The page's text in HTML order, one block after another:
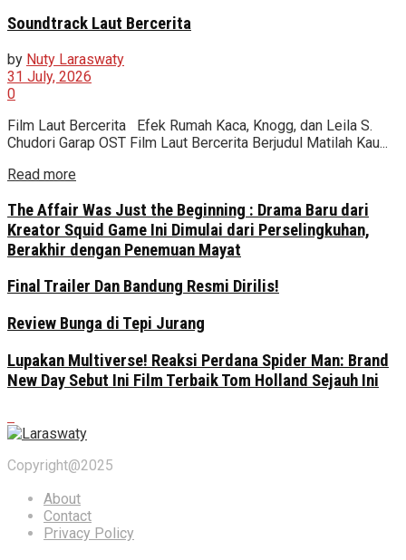
Soundtrack Laut Bercerita
by Nuty Laraswaty
31 July, 2026
0
Film Laut Bercerita Efek Rumah Kaca, Knogg, dan Leila S.
Chudori Garap OST Film Laut Bercerita Berjudul Matilah Kau...
Read more
The Affair Was Just the Beginning : Drama Baru dari
Kreator Squid Game Ini Dimulai dari Perselingkuhan,
Berakhir dengan Penemuan Mayat
Final Trailer Dan Bandung Resmi Dirilis!
Review Bunga di Tepi Jurang
Lupakan Multiverse! Reaksi Perdana Spider Man: Brand
New Day Sebut Ini Film Terbaik Tom Holland Sejauh Ini
Copyright@2025
About
Contact
Privacy Policy